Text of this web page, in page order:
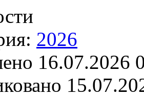
2026
16.07.2026